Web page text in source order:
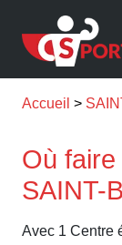
Accueil
Où
SAINT-
Avec 1 Centre